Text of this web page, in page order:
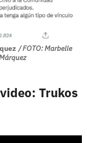
/ FOTO: Marbelle
Trukos